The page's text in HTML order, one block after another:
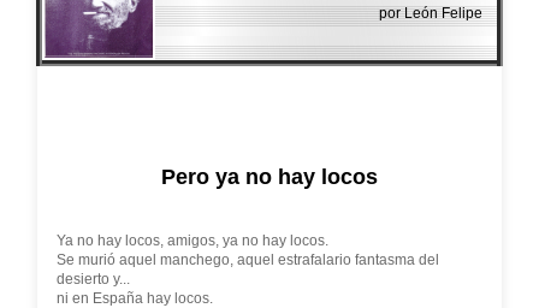
por León Felipe
Pero ya no hay locos
Ya no hay locos, amigos, ya no hay locos.
Se murió aquel manchego, aquel estrafalario fantasma del
desierto y...
ni en España hay locos.